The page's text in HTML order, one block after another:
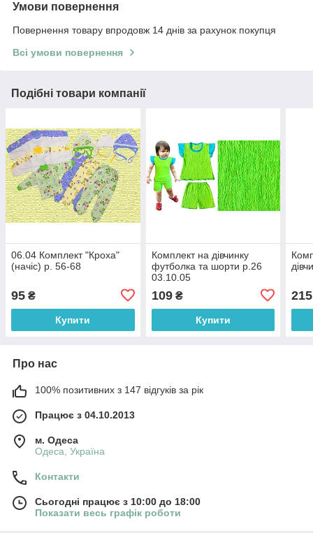
Умови повернення
Повернення товару впродовж 14 днів за рахунок покупця
Всі умови повернення
Подібні товари компанії
06.04 Комплект "Кроха"
(начіс) р. 56-68
95 ₴
Купити
Комплект на дівчинку
футболка та шорти р.26
03.10.05
109₴
Купити
215
Про нас
100% позитивних з 147 відгуків за рік
Працює з 04.10.2013
м. Одеса
Одеса, Україна
Контакти
Сьогодні працює з 10:00 до 18:00
Показати весь графік роботи